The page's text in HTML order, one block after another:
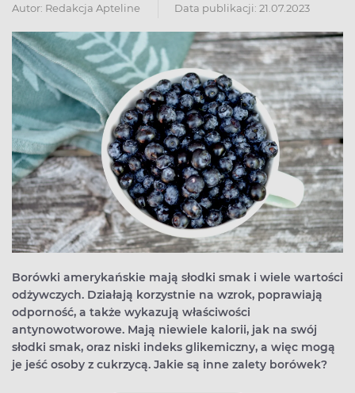
Autor: Redakcja Apteline Data publikacji: 21.07.2023
Borówki amerykańskie mają słodki smak i wiele wartości
odżywczych. Działają korzystnie na wzrok, poprawiają
odporność, a także wykazują właściwości
antynowotworowe. Mają niewiele kalorii, jak na swój
słodki smak, oraz niski indeks glikemiczny, a więc mogą
je jeść osoby z cukrzycą. Jakie są inne zalety borówek?